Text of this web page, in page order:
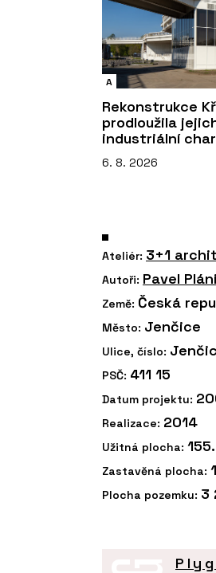
A
Rekonstrukce
prodloužila
industriální
6. 8. 2026
Ateliér: 3+1
Autoři: Pavel
Země: Česká
Město: Jenčice
Ulice, číslo:
PSČ: 411 15
Datum projektu:
Realizace: 2014
Užitná plocha:
Zastavěná plocha:
Plocha pozemku: 3